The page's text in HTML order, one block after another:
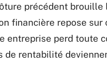
précédent brouille
financière repose
entreprise perd toute
de rentabilité